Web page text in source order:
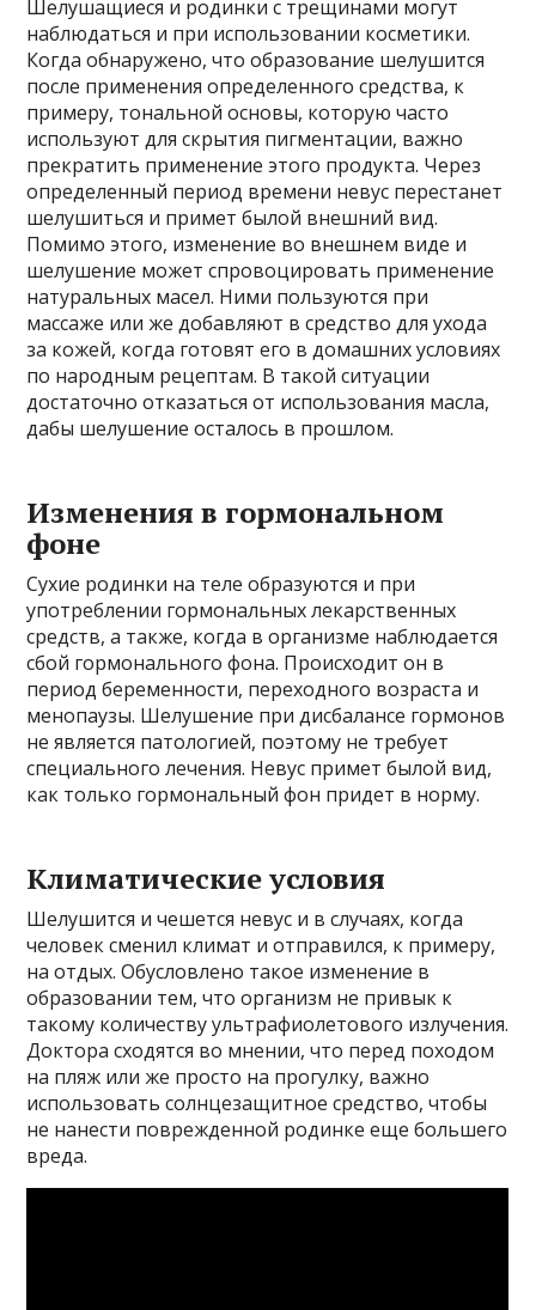
Шелушащиеся и родинки с трещинами могут
наблюдаться и при использовании косметики.
Когда обнаружено, что образование шелушится
после применения определенного средства, к
примеру, тональной основы, которую часто
используют для скрытия пигментации, важно
прекратить применение этого продукта. Через
определенный период времени невус перестанет
шелушиться и примет былой внешний вид.
Помимо этого, изменение во внешнем виде и
шелушение может спровоцировать применение
натуральных масел. Ними пользуются при
массаже или же добавляют в средство для ухода
за кожей, когда готовят его в домашних условиях
по народным рецептам. В такой ситуации
достаточно отказаться от использования масла,
дабы шелушение осталось в прошлом.
Изменения в гормональном
фоне
Сухие родинки на теле образуются и при
употреблении гормональных лекарственных
средств, а также, когда в организме наблюдается
сбой гормонального фона. Происходит он в
период беременности, переходного возраста и
менопаузы. Шелушение при дисбалансе гормонов
не является патологией, поэтому не требует
специального лечения. Невус примет былой вид,
как только гормональный фон придет в норму.
Климатические условия
Шелушится и чешется невус и в случаях, когда
человек сменил климат и отправился, к примеру,
на отдых. Обусловлено такое изменение в
образовании тем, что организм не привык к
такому количеству ультрафиолетового излучения.
Доктора сходятся во мнении, что перед походом
на пляж или же просто на прогулку, важно
использовать солнцезащитное средство, чтобы
не нанести поврежденной родинке еще большего
вреда.